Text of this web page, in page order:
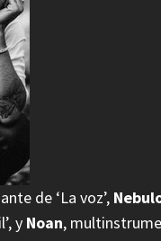
de ‘La voz’,
y Noan,